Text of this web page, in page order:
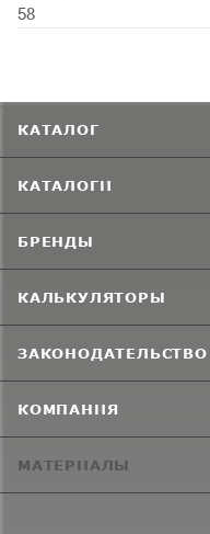
58
КАТАЛОГ
КАТАЛОГИ
БРЕНДЫ
КАЛЬКУЛЯТОРЫ
ЗАКОНОДАТЕЛЬСТВО
КОМПАНИЯ
МАТЕРИАЛЫ